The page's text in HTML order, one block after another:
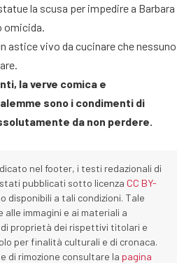
la scusa per impedire a Barbara
astice vivo da cucinare che nessuno
la verve comica e
sono i condimenti di
da non perdere.
nel footer, i testi redazionali di
pubblicati sotto licenza CC BY-
disponibili a tali condizioni. Tale
alle immagini e ai materiali a
proprietà dei rispettivi titolari e
per finalità culturali e di cronaca.
di rimozione consultare la pagina